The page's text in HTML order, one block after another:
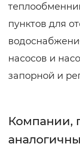
пунктов для
насосов и
запорной и
Компании,